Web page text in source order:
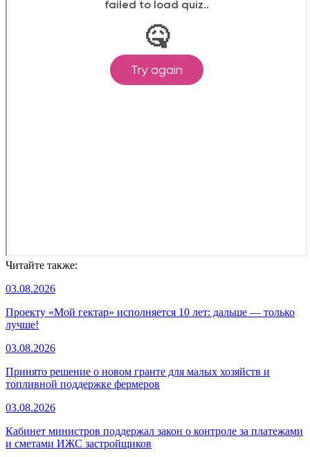
Читайте также:
03.08.2026
Проекту «Мой гектар» исполняется 10 лет: дальше — только
лучше!
03.08.2026
Принято решение о новом гранте для малых хозяйств и
топливной поддержке фермеров
03.08.2026
Кабинет министров поддержал закон о контроле за платежами
и сметами ИЖС застройщиков